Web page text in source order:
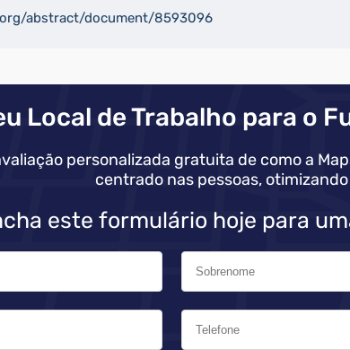
abstract/document/8593096
Local de Trabalho para o
personalizada gratuita de como a
centrado nas pessoas,
este formulário hoje para